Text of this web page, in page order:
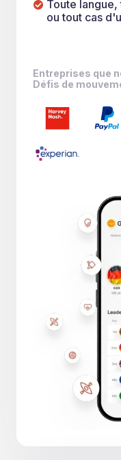
Toute
ou tout cas
Entreprises que
Défis de